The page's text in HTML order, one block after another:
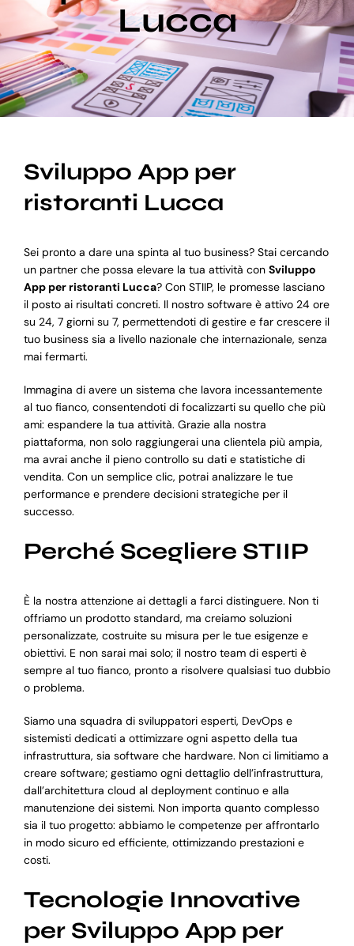
Blog
Supporto
Lucca
Sviluppo App per
ristoranti Lucca
Sei pronto a dare una spinta al tuo business? Stai cercando
un partner che possa elevare la tua attività con Sviluppo
App per ristoranti Lucca? Con STIIP, le promesse lasciano
il posto ai risultati concreti. Il nostro software è attivo 24 ore
su 24, 7 giorni su 7, permettendoti di gestire e far crescere il
tuo business sia a livello nazionale che internazionale, senza
mai fermarti.
Immagina di avere un sistema che lavora incessantemente
al tuo fianco, consentendoti di focalizzarti su quello che più
ami: espandere la tua attività. Grazie alla nostra
piattaforma, non solo raggiungerai una clientela più ampia,
ma avrai anche il pieno controllo su dati e statistiche di
vendita. Con un semplice clic, potrai analizzare le tue
performance e prendere decisioni strategiche per il
successo.
Perché Scegliere STIIP
È la nostra attenzione ai dettagli a farci distinguere. Non ti
offriamo un prodotto standard, ma creiamo soluzioni
personalizzate, costruite su misura per le tue esigenze e
obiettivi. E non sarai mai solo; il nostro team di esperti è
sempre al tuo fianco, pronto a risolvere qualsiasi tuo dubbio
o problema.
Siamo una squadra di sviluppatori esperti, DevOps e
sistemisti dedicati a ottimizzare ogni aspetto della tua
infrastruttura, sia software che hardware. Non ci limitiamo a
creare software; gestiamo ogni dettaglio dell’infrastruttura,
dall’architettura cloud al deployment continuo e alla
manutenzione dei sistemi. Non importa quanto complesso
sia il tuo progetto: abbiamo le competenze per affrontarlo
in modo sicuro ed efficiente, ottimizzando prestazioni e
costi.
Tecnologie Innovative
per Sviluppo App per